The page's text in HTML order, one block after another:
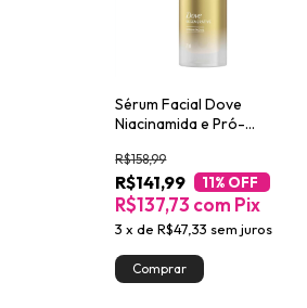
Sérum Facial Dove
Niacinamida e Pró-
R$141,99
R$158,99
11% OFF
3 xdeR$47,33 sem juros
R$137,73 com Pix